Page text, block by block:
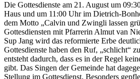
Die Gottesdienste am 21. August um
Haus und um 11:00 Uhr im Dietrich-
dem Motto „Calvin und Zwingli lassen
Gottesdiensten mit Pfarrerin Almut van
Sup Jang wird das reformierte Erbe
Gottesdienste haben den Ruf, „schlicht“
entsteht dadurch, dass es in der Regel
gibt. Das Singen der Gemeinde hat
Stellung im Gottesdienst. Besonders